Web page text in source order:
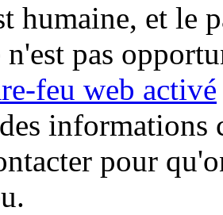
humaine, et le
n'est pas
feu web activé
informations
pour